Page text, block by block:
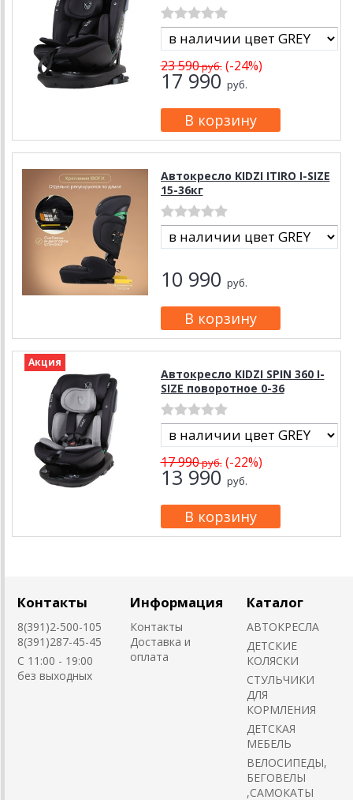
23 590руб.(-24%)
17 990руб.
Автокресло KIDZI ITIRO I-SIZE
15-36кг
10 990 руб.
Акция
Автокресло KIDZI SPIN 360 I-
SIZE поворотное 0-36
17 990руб.(-22%)
13 990руб.
Контакты
8(391)2-500-105
8(391)287-45-45
C 11:00 - 19:00
без выходных
Информация
Контакты
Доставка и
оплата
Каталог
АВТОКРЕСЛА
ДЕТСКИЕ
КОЛЯСКИ
CТУЛЬЧИКИ
ДЛЯ
КОРМЛЕНИЯ
ДЕТСКАЯ
МЕБЕЛЬ
ВЕЛОСИПЕДЫ,
БЕГОВЕЛЫ
,САМОКАТЫ